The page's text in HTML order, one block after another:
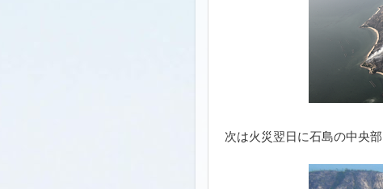
次は火災翌日に石島の中央